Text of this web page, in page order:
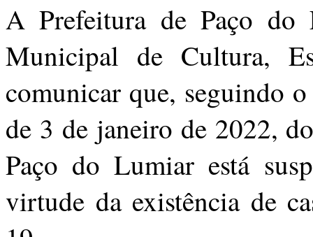
A Prefeitura de Paço do
Municipal de Cultura,
comunicar que, seguindo
de 3 de janeiro de 2022,
Paço do Lumiar está
virtude da existência de